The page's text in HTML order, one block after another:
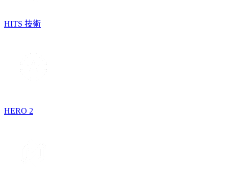
HITS 技術
HERO 2